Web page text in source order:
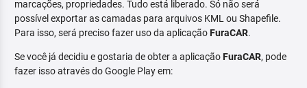
marcações, propriedades. Tudo está liberado. Só não será
possível exportar as camadas para arquivos KML ou Shapefile.
Para isso, será preciso fazer uso da aplicaçãoFuraCAR.
Se você já decidiu e gostaria de obter a aplicaçãoFuraCAR, pode
fazer isso através do Google Play em: